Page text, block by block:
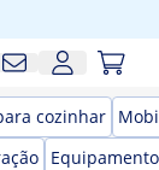
cozinhar